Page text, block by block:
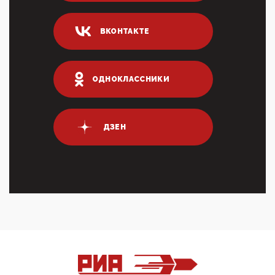
04:47, 10 Апреля 2026
ИНН для переводов по СБП это первый шаг из
логических двухЗаполнение ИНН при любых
переводах по ...
03:35, 10 Апреля 2026
Суммарное вознаграждение менеджменту в 15
крупных банках по итогам 2025 года превысило 63
03:01, 10 Апреля 2026
Террорист и убийца Буданов вальяжно сообщил,
что союзники просили Киев не наносить удары по
входМошенники активно пользуются аккаунтами на
Госуслугах уме...
ВКОНТАКТЕ
ОДНОКЛАССНИКИ
ДЗЕН